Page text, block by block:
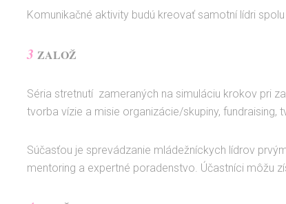
Komunikačné aktivity budú kreovať samotní lídri
3 ZALOŽ
Séria stretnutí zameraných na simuláciu krokov pri
tvorba vízie a misie organizácie/skupiny,
Súčasťou je sprevádzanie mládežníckych lídrov
mentoring a expertné poradenstvo. Účastníci môžu